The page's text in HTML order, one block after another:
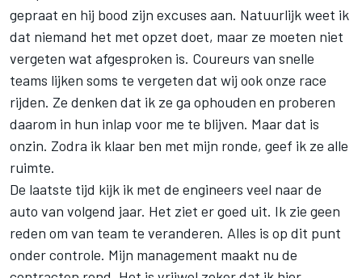
gepraat en hij bood zijn excuses aan. Natuurlijk weet ik
dat niemand het met opzet doet, maar ze moeten niet
vergeten wat afgesproken is. Coureurs van snelle
teams lijken soms te vergeten dat wij ook onze race
rijden. Ze denken dat ik ze ga ophouden en proberen
daarom in hun inlap voor me te blijven. Maar dat is
onzin. Zodra ik klaar ben met mijn ronde, geef ik ze alle
ruimte.
De laatste tijd kijk ik met de engineers veel naar de
auto van volgend jaar. Het ziet er goed uit. Ik zie geen
reden om van team te veranderen. Alles is op dit punt
onder controle. Mijn management maakt nu de